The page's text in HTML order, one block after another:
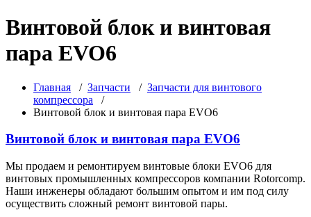
Винтовой блок и винтовая
пара EVO6
Главная / Запчасти / Запчасти для винтового
компрессора /
Винтовой блок и винтовая пара EVO6
Винтовой блок и винтовая пара EVO6
Мы продаем и ремонтируем винтовые блоки EVO6 для
винтовых промышленных компрессоров компании Rotorcomp.
Наши инженеры обладают большим опытом и им под силу
осуществить сложный ремонт винтовой пары.